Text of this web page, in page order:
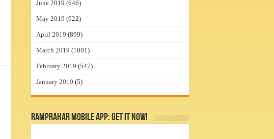
June 2019 (646)
May 2019 (922)
April 2019 (899)
March 2019 (1001)
February 2019 (547)
January 2019 (5)
RamPrahar Mobile App: Get it Now!